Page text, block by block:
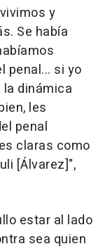
y
Se había
penal... si yo
dinámica
les
penal
claras como
[Álvarez]",
estar al lado
sea quien